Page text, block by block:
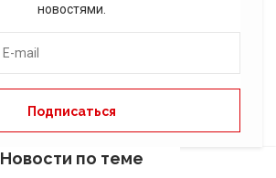
новостями.
Новости по теме